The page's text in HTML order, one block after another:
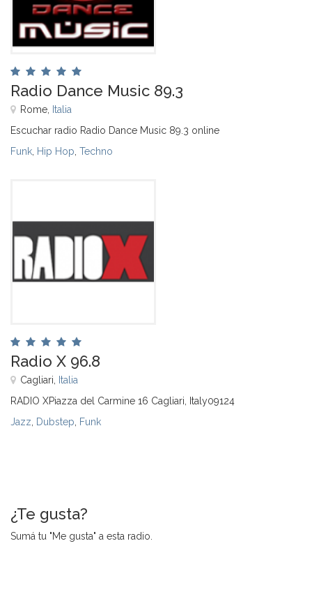
Radio Dance Music 89.3
Rome, Italia
Escuchar radio Radio Dance Music 89.3 online
Funk Hip Hop Techno
Radio X 96.8
Cagliari, Italia
RADIO XPiazza del Carmine 16 Cagliari, Italy09124
Jazz Dubstep Funk
¿Te gusta?
Sumá tu "Me gusta" a esta radio.